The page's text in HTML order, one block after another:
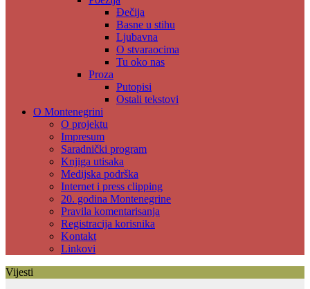
Đečija
Basne u stihu
Ljubavna
O stvaraocima
Tu oko nas
Proza
Putopisi
Ostali tekstovi
O Montenegrini
O projektu
Impresum
Saradnički program
Knjiga utisaka
Medijska podrška
Internet i press clipping
20. godina Montenegrine
Pravila komentarisanja
Registracija korisnika
Kontakt
Linkovi
Vijesti